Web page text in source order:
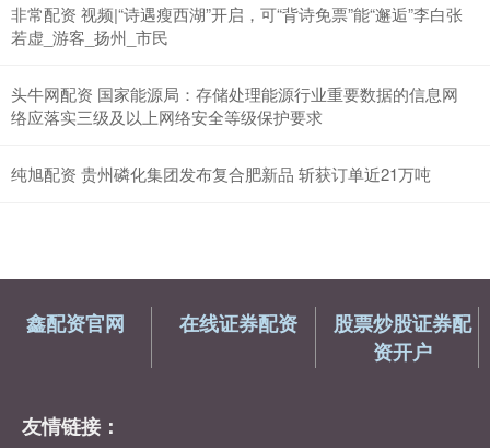
非常配资 视频|“诗遇瘦西湖”开启，可“背诗免票”能“邂逅”李白张
若虚_游客_扬州_市民
头牛网配资 国家能源局：存储处理能源行业重要数据的信息网
络应落实三级及以上网络安全等级保护要求
纯旭配资 贵州磷化集团发布复合肥新品 斩获订单近21万吨
鑫配资官网 在线证券配资
股票炒股证券配
资开户
友情链接：